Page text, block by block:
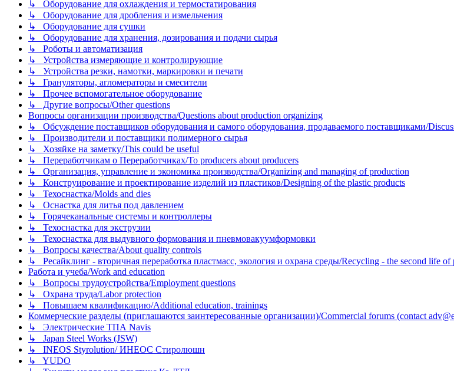
↳ Оборудование для охлаждения и термостатирования
↳ Оборудование для дробления и измельчения
↳ Оборудование для сушки
↳ Оборудование для хранения, дозирования и подачи сырья
↳ Роботы и автоматизация
↳ Устройства измеряющие и контролирующие
↳ Устройства резки, намотки, маркировки и печати
↳ Грануляторы, агломераторы и смесители
↳ Прочее вспомогательное оборудование
↳ Другие вопросы/Other questions
Вопросы организации производства/Questions about production organizing
↳ Обсуждение поставщиков оборудования и самого оборудования, продаваемого поставщиками/
↳ Производители и поставщики полимерного сырья
↳ Хозяйке на заметку/This could be useful
↳ Переработчикам о Переработчиках/To producers about producers
↳ Организация, управление и экономика производства/Organizing and managing of production
↳ Конструирование и проектирование изделий из пластиков/Designing of the plastic products
↳ Техоснастка/Molds and dies
↳ Оснастка для литья под давлением
↳ Горячеканальные системы и контроллеры
↳ Техоснастка для экструзии
↳ Техоснастка для выдувного формования и пневмовакуумформовки
↳ Вопросы качества/About quality controls
↳ Ресайклинг - вторичная переработка пластмасс, экология и охрана среды/Recycling - the second life
Работа и учеба/Work and education
↳ Вопросы трудоустройства/Employment questions
↳ Охрана труда/Labor protection
↳ Повышаем квалификацию/Additional education, trainings
Коммерческие разделы (приглашаются заинтересованные организации)/Commercial forums (contact
↳ Электрические ТПА Navis
↳ Japan Steel Works (JSW)
↳ INEOS Styrolution/ ИНЕОС Стиролюшн
↳ YUDO